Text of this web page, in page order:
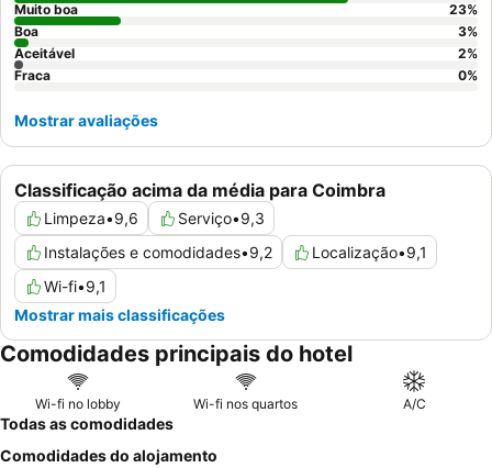
Classificação acima da média para Coimbra
Limpeza•9,6 Serviço•9,3
Instalações e comodidades•9,2 Localização•9,1
Wi-fi•9,1
Mostrar mais classificações
Muito boa
23%
Boa
3%
Aceitável
2%
Fraca
0%
Mostrar avaliações
Comodidades principais do hotel
Wi-fi no lobby Wi-fi nos quartos A/C
Todas as comodidades
Comodidades do alojamento